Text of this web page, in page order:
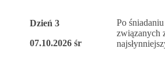
Dzień 3
07.10.2026 śr
Po
związanych